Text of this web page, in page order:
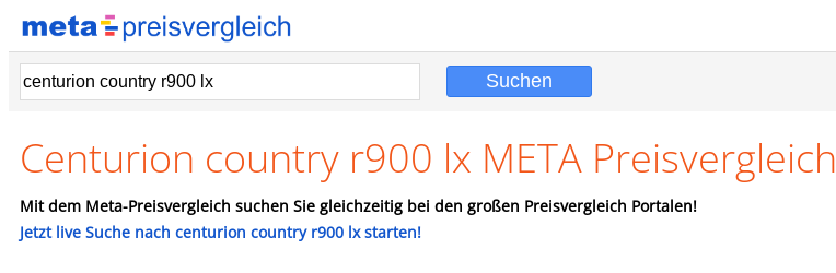
Centurion country r900 lx META Preisvergleich
Mit dem Meta-Preisvergleich suchen Sie gleichzeitig bei den großen Preisvergleich Portalen!
Jetzt live Suche nach centurion country r900 lx starten!